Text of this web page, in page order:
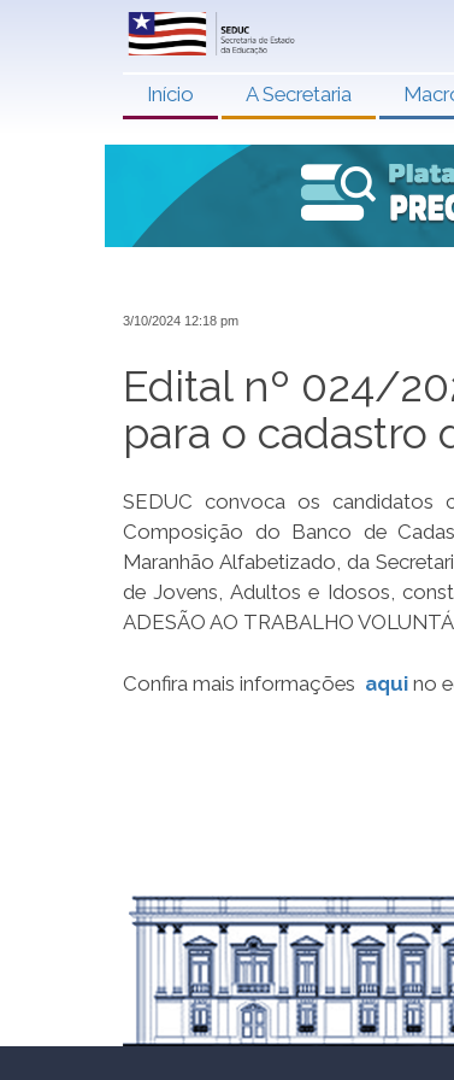
Início A Secretaria
3/10/2024 12:18 pm
Edital nº 024/
para o cadastro
SEDUC convoca os candidatos
Composição do Banco de
Maranhão Alfabetizado, da
de Jovens, Adultos e Idosos,
ADESÃO AO TRABALHO
Confira mais informações aqui no